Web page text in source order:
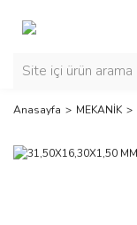
Anasayfa MEKANİK